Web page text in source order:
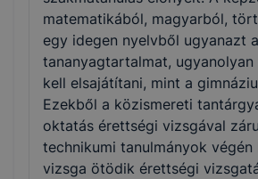
matematikából, magyarból,
egy idegen nyelvből ugyanazt a
tananyagtartalmat, ugyanolyan
kell elsajátítani, mint a
Ezekből a közismereti
oktatás érettségi vizsgával
technikumi tanulmányok
vizsga ötödik érettségi